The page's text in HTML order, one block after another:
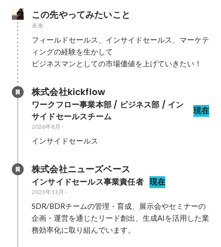
この先やってみたいこと
未来
フィールドセールス、インサイドセールス、マーケテ
ィングの経験を生かして
ビジネスマンとしての市場価値を上げていきたい！
株式会社kickflow
ワークフロー事業本部 / ビジネス部 / イン
サイドセールスチーム
現在
2026年8月 -
インサイドセールス
株式会社ニューズベース
インサイドセールス事業責任者 現在
2023年11月 -
SDR/BDRチームの管理・育成、展示会やセミナーの
企画・運営を通じたリード創出、生成AIを活用した業
務効率化に取り組んでいます。